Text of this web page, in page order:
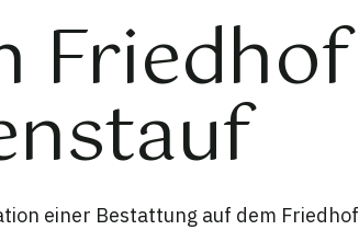
Friedhof
einer Bestattung auf dem Friedhof